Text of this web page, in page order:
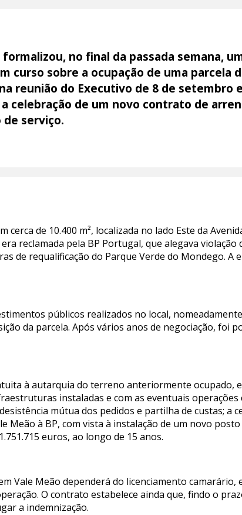
no final da passada semana,
curso sobre a ocupação de uma parcela
reunião do Executivo de 8 de setembro
celebração de um novo contrato de
de serviço.
cerca de 10.400 m², localizada no lado Este da
reclamada pela BP Portugal, que alegava
de requalificação do Parque Verde do Mondego. A
públicos realizados no local,
da parcela. Após vários anos de negociação, foi
à autarquia do terreno anteriormente ocupado,
instaladas e com as eventuais operações
mútua dos pedidos e partilha de custas; a
à BP, com vista à instalação de um novo
euros, ao longo de 15 anos.
Vale Meão dependerá do licenciamento
O contrato estabelece ainda que, findo o
a indemnização.